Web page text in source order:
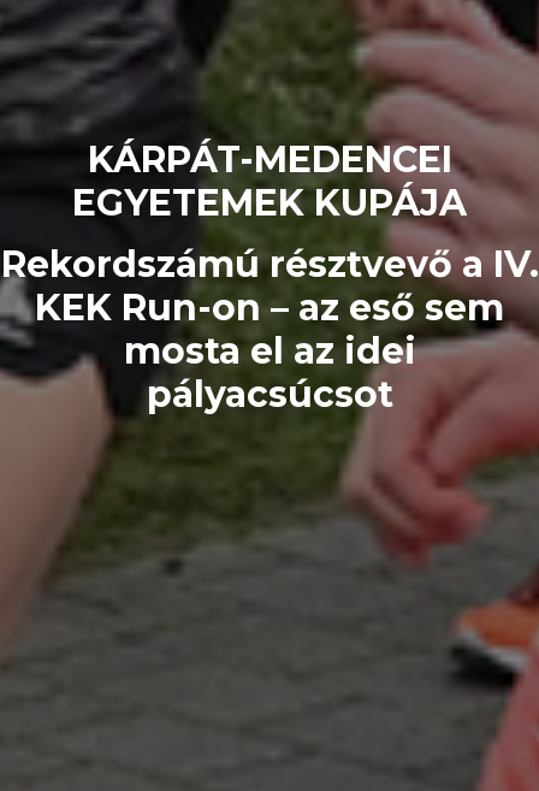
KÁRPÁT-MEDENCEI
EGYETEMEK KUPÁJA
Rekordszámú résztvevő a IV.
KEK Run-on – az eső sem
mosta el az idei
pályacsúcsot